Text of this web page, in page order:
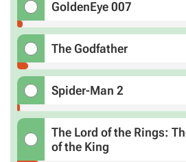
GoldenEye 007
The Godfather
Spider-Man 2
The Lord of the Rings:
of the King